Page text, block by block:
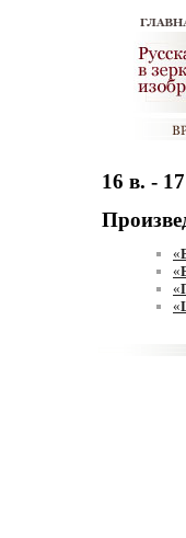
16 в. -
«
«
«
«